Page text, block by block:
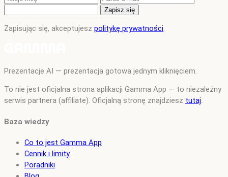
Zapisz się
Zapisując się, akceptujesz politykę prywatności.
Prezentacje AI — prezentacja gotowa jednym kliknięciem.
To nie jest oficjalna strona aplikacji Gamma App — to niezależny
serwis partnera (affiliate). Oficjalną stronę znajdziesz tutaj.
Baza wiedzy
Co to jest Gamma App
Cennik i limity
Poradniki